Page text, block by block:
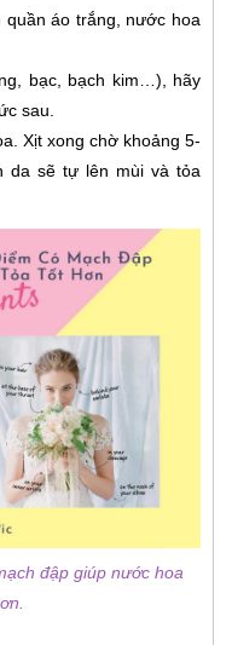
áo trắng, nước hoa
bạc, bạch kim…), hãy
sau.
Xịt xong chờ khoảng 5-
da sẽ tự lên mùi và tỏa
đập giúp nước hoa